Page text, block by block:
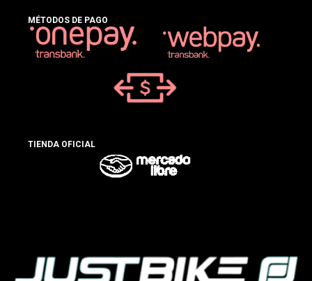
MÉTODOS DE PAGO
TIENDA OFICIAL